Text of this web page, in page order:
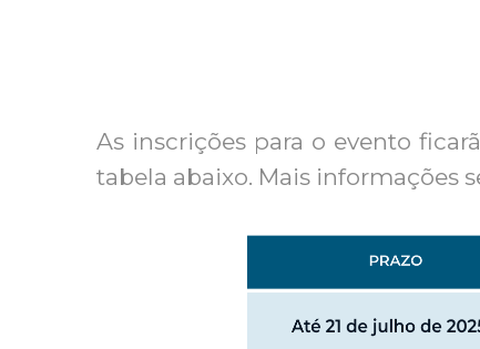
As inscrições para o evento
tabela abaixo. Mais informações